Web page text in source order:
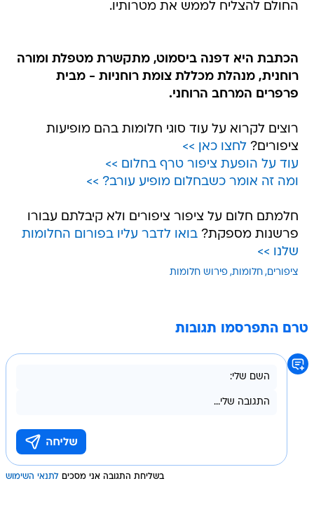
החולם להצליח לממש את מטרותיו.
הכתבת היא דפנה ביסמוט, מתקשרת מטפלת ומורה
רוחנית, מנהלת מכללת צומת רוחניות - מבית
פרפרים המרחב הרוחני.
רוצים לקרוא על עוד סוגי חלומות בהם מופיעות
ציפורים?לחצו כאן >>
עוד על הופעת ציפור טרף בחלום >>
ומה זה אומר כשבחלום מופיע עורב? >>
חלמתם חלום על ציפור ציפורים ולא קיבלתם עבורו
פרשנות מספקת?בואו לדבר עליו בפורום החלומות
שלנו >>
ציפורים חלומות פירוש חלומות
טרם התפרסמו תגובות
בשליחת התגובה אני מסכים לתנאי השימוש